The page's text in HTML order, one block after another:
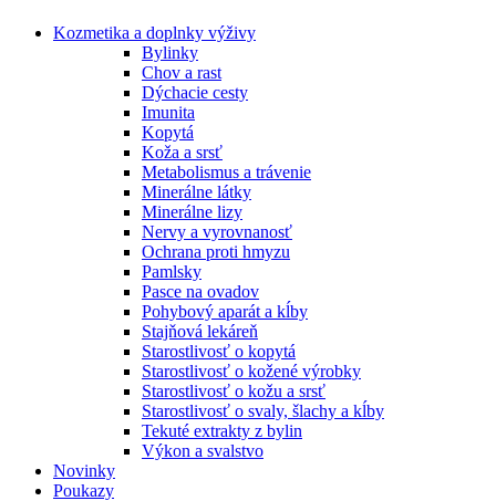
Kozmetika a doplnky výživy
Bylinky
Chov a rast
Dýchacie cesty
Imunita
Kopytá
Koža a srsť
Metabolismus a trávenie
Minerálne látky
Minerálne lizy
Nervy a vyrovnanosť
Ochrana proti hmyzu
Pamlsky
Pasce na ovadov
Pohybový aparát a kĺby
Stajňová lekáreň
Starostlivosť o kopytá
Starostlivosť o kožené výrobky
Starostlivosť o kožu a srsť
Starostlivosť o svaly, šlachy a kĺby
Tekuté extrakty z bylin
Výkon a svalstvo
Novinky
Poukazy